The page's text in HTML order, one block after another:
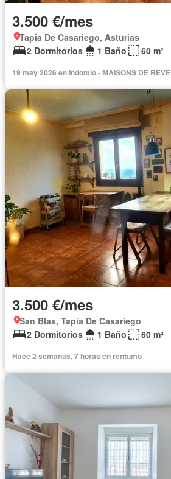
3.500 €/mes
Tapia De Casariego, Asturias
2 Dormitorios
1 Baño 60 m²
19 may 2026 en Indomio - MAISONS DE RÊVE
3.500 €/mes
San Blas, Tapia De Casariego
2 Dormitorios
1 Baño 60 m²
Hace 2 semanas, 7 horas en rentumo